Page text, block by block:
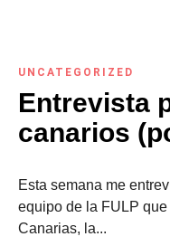
UNCATEGORIZED
Entrevista
canarios
Esta semana me
equipo de la FULP
Canarias, la...